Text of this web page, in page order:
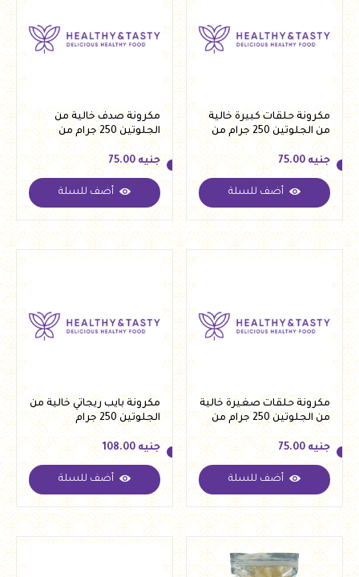
مكرونة حلقات كبيرة خالية
من الجلوتين 250 جرام من
فيردي
جنيه
جنيه 75.00
أضف للسلة
مكرونة صدف خالية من
الجلوتين 250 جرام من
فيردي
جنيه
جنيه 75.00
أضف للسلة
مكرونة حلقات صغيرة خالية
من الجلوتين 250 جرام من
فيردي
جنيه
جنيه 75.00
أضف للسلة
مكرونة بايب ريجاتي خالية من
الجلوتين 250 جرام
جنيه
جنيه 108.00
أضف للسلة